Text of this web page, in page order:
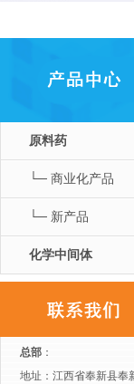
原料药
└─ 商业化产品
└─ 新产品
化学中间体
总部 ：
地址：江西省奉新县奉